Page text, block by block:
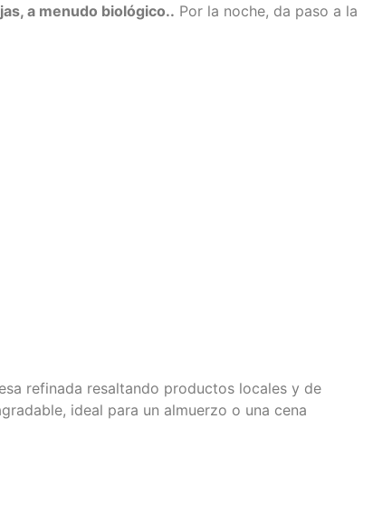
a menudo biológico.. Por la noche, da paso a la
refinada resaltando productos locales y de
ideal para un almuerzo o una cena